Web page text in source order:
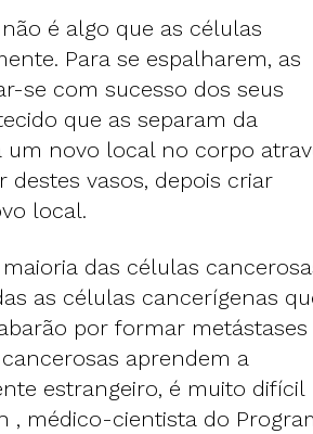
é algo que as células
Para se espalharem, as
se com sucesso dos seus
que as separam da
um novo local no corpo
vasos, depois criar
local.
das células
as células cancerígenas
por formar metástases
aprendem a
estrangeiro, é muito difícil
, médico-cientista do